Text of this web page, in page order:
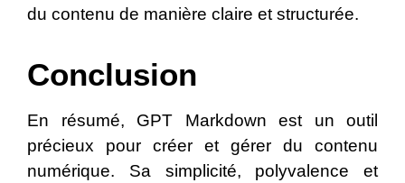
du contenu de manière claire et structurée.
Conclusion
En résumé, GPT Markdown est un outil
précieux pour créer et gérer du contenu
numérique. Sa simplicité, polyvalence et